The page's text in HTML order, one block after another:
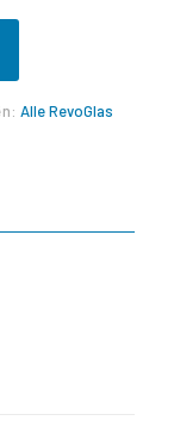
Alle RevoGlas